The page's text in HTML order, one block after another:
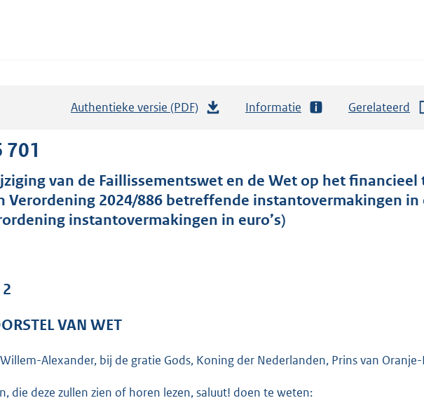
Authentieke versie (PDF)
a
n
d
t
:
Informatie Gerelateerd
701
van de Faillissementswet en de Wet op het
Verordening 2024/886 betreffende instantovermakingen
instantovermakingen in euro’s)
VAN WET
Alexander, bij de gratie Gods, Koning der Nederlanden, Prins van Oranje-
die deze zullen zien of horen lezen, saluut! doen te weten: